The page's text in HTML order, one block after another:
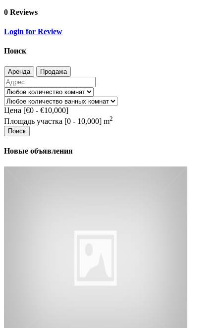
0 Reviews
Login for Review
Поиск
Аренда Продажа
Цена [€0 - €10,000]
Площадь участка [0 - 10,000] m2
Поиск
Новые объявления